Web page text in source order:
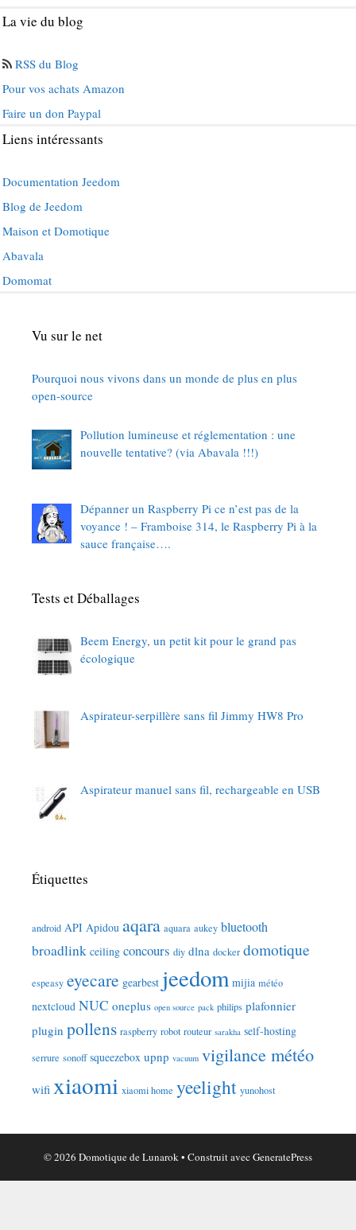
La vie du blog
RSS du Blog
Pour vos achats Amazon
Faire un don Paypal
Liens intéressants
Documentation Jeedom
Blog de Jeedom
Maison et Domotique
Abavala
Domomat
Vu sur le net
Pourquoi nous vivons dans un monde de plus en plus
open-source
Pollution lumineuse et réglementation : une
nouvelle tentative? (via Abavala !!!)
Dépanner un Raspberry Pi ce n’est pas de la
voyance ! – Framboise 314, le Raspberry Pi à la
sauce française….
Tests et Déballages
Beem Energy, un petit kit pour le grand pas
écologique
Aspirateur-serpillère sans fil Jimmy HW8 Pro
Aspirateur manuel sans fil, rechargeable en USB
Étiquettes
android API Apidou aqara aquara aukey bluetooth
broadlink ceiling concours diy dlna docker domotique
espeasy eyecare gearbest jeedom mijia météo
nextcloud NUC oneplus open source pack philips plafonnier
plugin pollens raspberry robot routeur sarakha self-hosting
serrure sonoff squeezebox upnp vacuum vigilance météo
wifi xiaomi xiaomi home yeelight yunohost
© 2026 Domotique de Lunarok • Construit avec GeneratePress